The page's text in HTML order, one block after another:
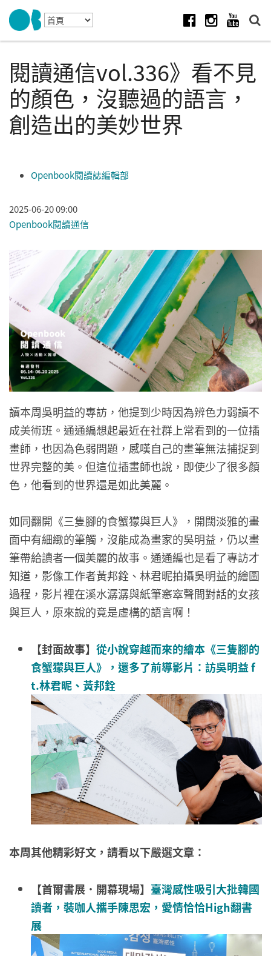
Skip to navigation
移至主內容
閱讀通信vol.336》看不見
的顏色，沒聽過的語言，
創造出的美妙世界
Openbook閱讀誌編輯部
2025-06-20 09:00
Openbook閱讀通信
讀本周吳明益的專訪，他提到少時因為辨色力弱讀不
成美術班。通通編想起最近在社群上常看到的一位插
畫師，也因為色弱問題，感嘆自己的畫筆無法捕捉到
世界完整的美。但這位插畫師也說，即使少了很多顏
色，他看到的世界還是如此美麗。
如同翻開《三隻腳的食蟹獴與巨人》，開闊淡雅的畫
面中有細緻的筆觸，沒能成為畫家的吳明益，仍以畫
筆帶給讀者一個美麗的故事。通通編也是看了專訪才
知道，影像工作者黃邦銓、林君昵拍攝吳明益的繪圖
過程，影片裡在溪水潺潺與紙筆窸窣聲間對話的女孩
與巨人，原來說的竟是虛構的語言啊！
【封面故事】 從小說穿越而來的繪本《三隻腳的
食蟹獴與巨人》，還多了前導影片：訪吳明益 f
t.林君昵、黃邦銓
本周其他精彩好文，請看以下嚴選文章：
【首爾書展．開幕現場​】 臺灣感性吸引大批韓國
讀者，裝咖人攜手陳思宏，愛情恰恰High翻書
展